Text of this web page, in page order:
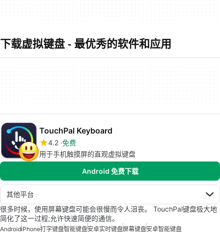
下载虚拟键盘 - 最优秀的软件和应用
TouchPal Keyboard
4.2 免费
用于手机触摸屏的直观虚拟键盘
Android 免费下载
其他平台
很多时候，使用屏幕键盘可能会很慢而令人沮丧。 TouchPal键盘极大地
简化了这一过程;允许快速简便的通信。
AndroidiPhone打字键盘智能键盘安卓实时键盘屏幕键盘安卓智能键盘